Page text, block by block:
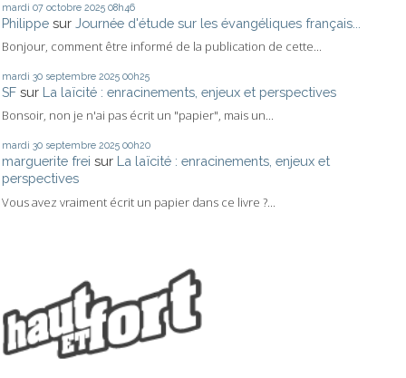
mardi 07 octobre 2025 08h46
Philippe sur Journée d'étude sur les évangéliques français...
Bonjour, comment être informé de la publication de cette...
mardi 30 septembre 2025 00h25
SF sur La laïcité : enracinements, enjeux et perspectives
Bonsoir, non je n'ai pas écrit un "papier", mais un...
mardi 30 septembre 2025 00h20
marguerite frei sur La laïcité : enracinements, enjeux et
perspectives
Vous avez vraiment écrit un papier dans ce livre ?...